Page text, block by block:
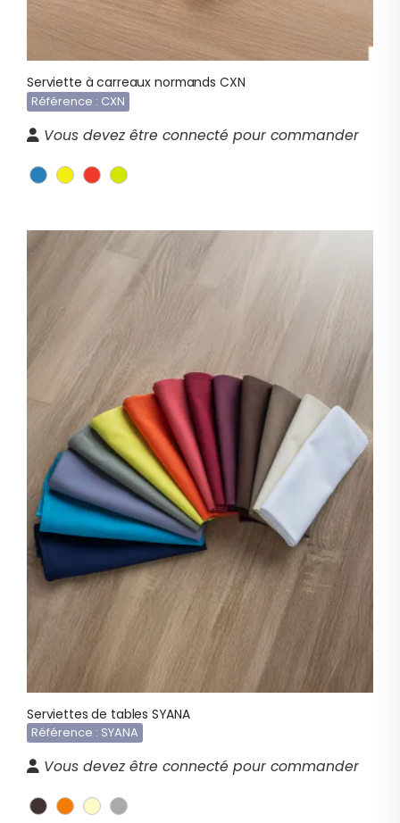
Serviette à carreaux normands CXN
Référence : CXN
Vous devez être connecté pour commander
Serviettes de tables SYANA
Référence : SYANA
Vous devez être connecté pour commander